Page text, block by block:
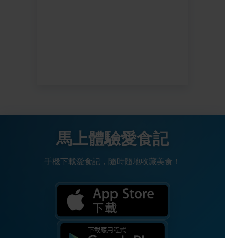
馬上體驗愛食記
手機下載愛食記，隨時隨地收藏美食！